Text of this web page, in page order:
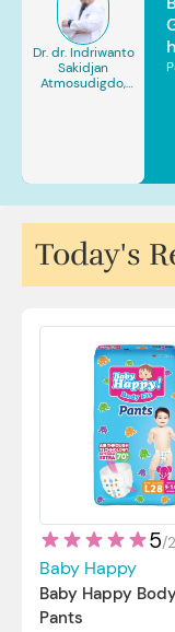
Dr. dr. Indriwanto
Sakidjan
Atmosudigdo,
Today's
5/2
Baby Happy
Baby Happy
Pants